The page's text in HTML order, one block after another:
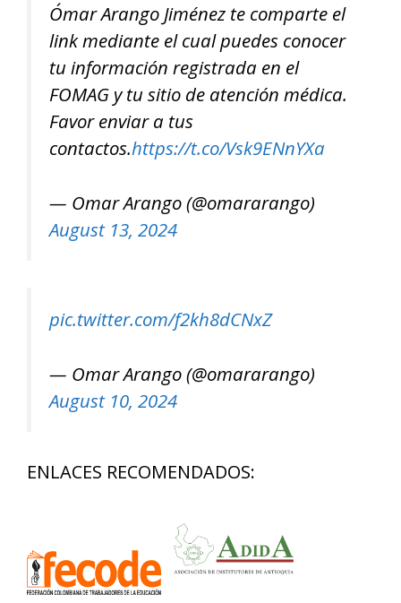
Ómar Arango Jiménez te comparte el
link mediante el cual puedes conocer
tu información registrada en el
FOMAG y tu sitio de atención médica.
Favor enviar a tus
contactos.https://t.co/Vsk9ENnYXa
— Omar Arango (@omararango)
August 13, 2024
pic.twitter.com/f2kh8dCNxZ
— Omar Arango (@omararango)
August 10, 2024
ENLACES RECOMENDADOS: